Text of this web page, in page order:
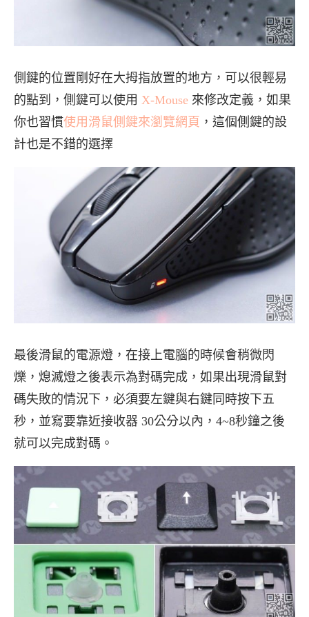
側鍵的位置剛好在大拇指放置的地方，可以很輕易
的點到，側鍵可以使用 X-Mouse 來修改定義，如果
你也習慣使用滑鼠側鍵來瀏覽網頁 ，這個側鍵的設
計也是不錯的選擇
最後滑鼠的電源燈，在接上電腦的時候會稍微閃
爍，熄滅燈之後表示為對碼完成，如果出現滑鼠對
碼失敗的情況下，必須要左鍵與右鍵同時按下五
秒，並寫要靠近接收器 30公分以內，4~8秒鐘之後
就可以完成對碼。